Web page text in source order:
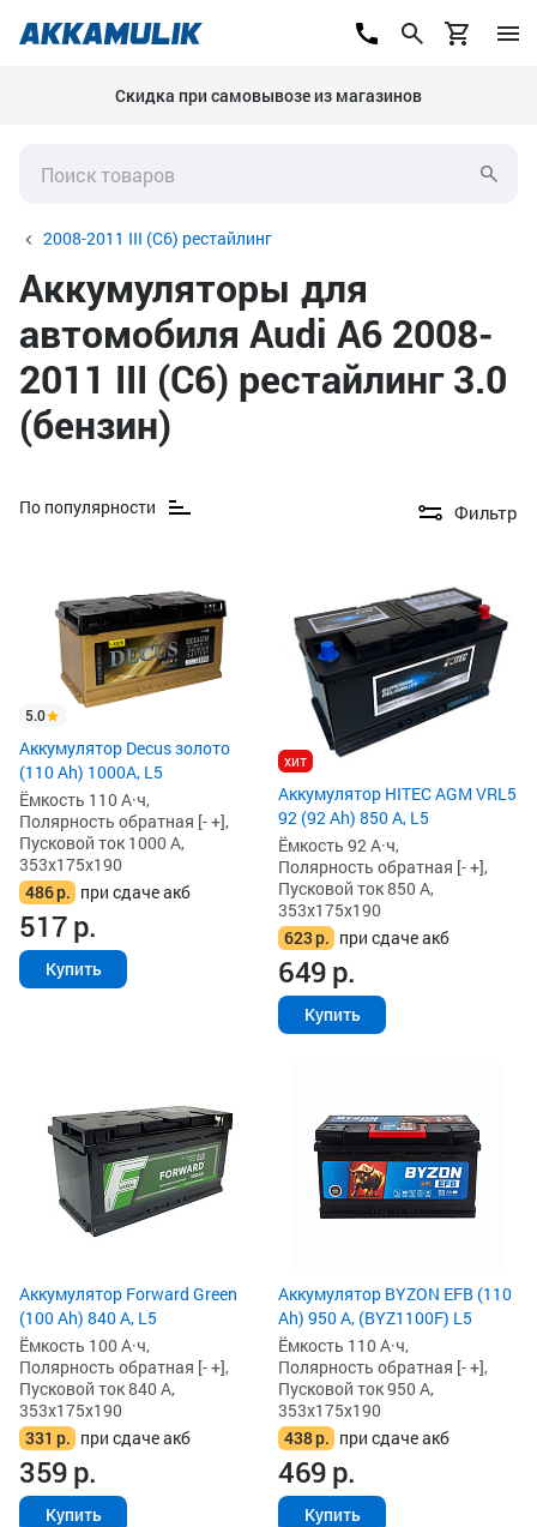
Скидка при самовывозе из магазинов
2008-2011 III (C6) рестайлинг
Аккумуляторы для
автомобиля Audi A6 2008-
2011 III (C6) рестайлинг 3.0
(бензин)
По популярности Фильтр
5.0
Аккумулятор Decus золото
(110 Ah) 1000A, L5
Ёмкость 110 А·ч,
Полярность обратная [- +],
Пусковой ток 1000 А,
353x175x190
486р. при сдаче акб
517р.
Купить
хит
Аккумулятор HITEC AGM VRL5
92 (92 Ah) 850 А, L5
Ёмкость 92 А·ч,
Полярность обратная [- +],
Пусковой ток 850 А,
353x175x190
623р. при сдаче акб
649р.
Купить
Аккумулятор Forward Green
(100 Ah) 840 А, L5
Ёмкость 100 А·ч,
Полярность обратная [- +],
Пусковой ток 840 А,
353x175x190
331 р. при сдаче акб
359р.
Купить
Аккумулятор BYZON EFB (110
Ah) 950 А, (BYZ1100F) L5
Ёмкость 110 А·ч,
Полярность обратная [- +],
Пусковой ток 950 А,
353x175x190
438р. при сдаче акб
469р.
Купить